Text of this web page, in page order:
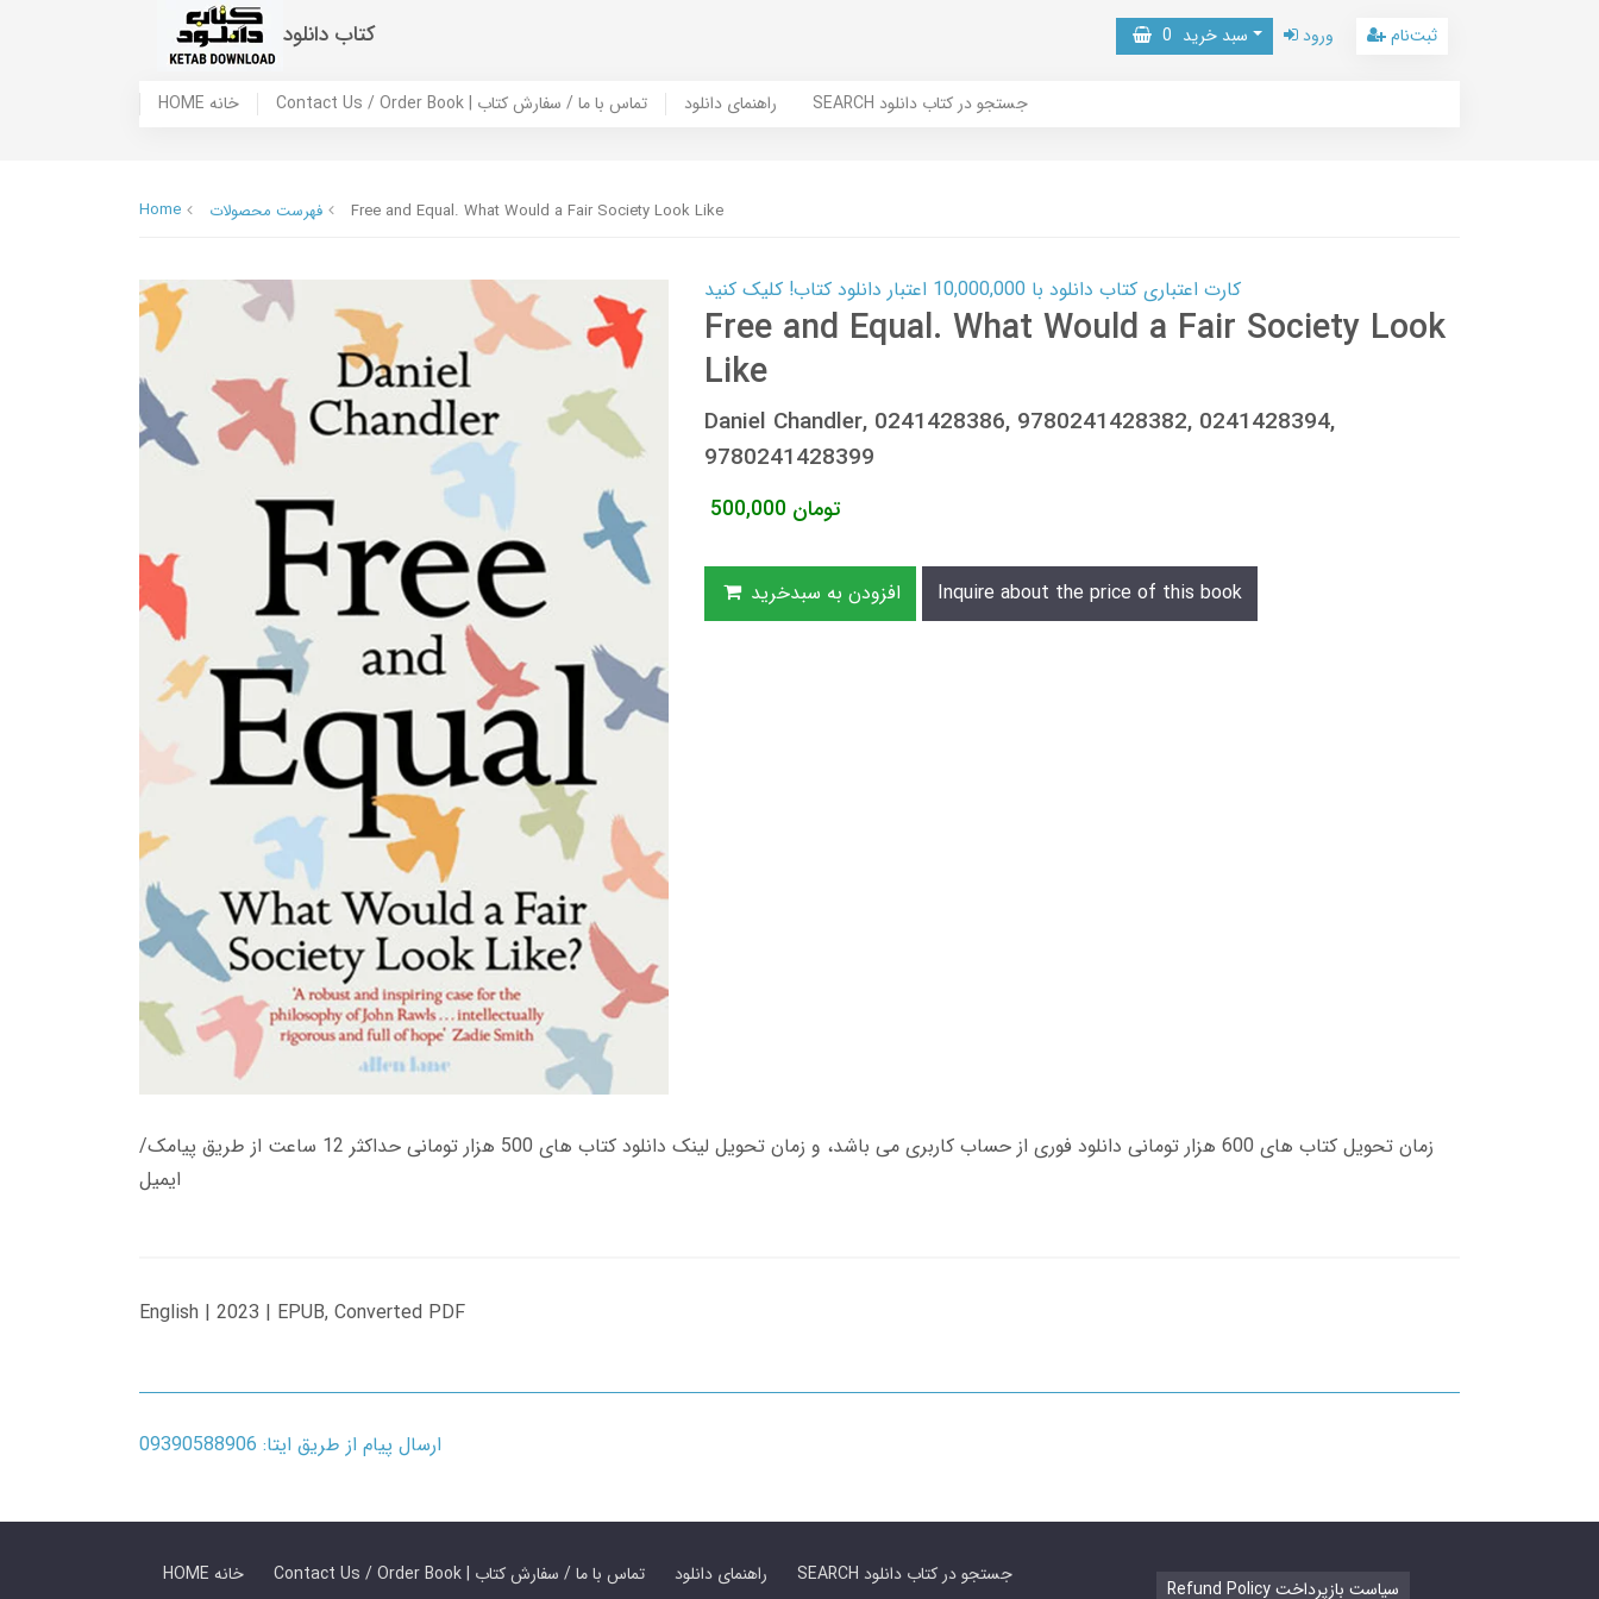
کتاب دانلود سبد خرید 0 ورود ثبت‌نام
HOME خانه Contact Us / Order Book | تماس با ما / سفارش کتاب راهنمای دانلود SEARCH جستجو در کتاب دانلود
Home فهرست محصولات Free and Equal. What Would a Fair Society Look Like
کارت اعتباری کتاب دانلود با 10,000,000 اعتبار دانلود کتاب! کلیک کنید
Free and Equal. What Would a Fair Society Look
Like
Daniel Chandler, 0241428386, 9780241428382, 0241428394,
9780241428399
500,000 تومان
افزودن به سبدخرید Inquire about the price of this book
زمان تحویل کتاب های 600 هزار تومانی دانلود فوری از حساب کاربری می باشد، و زمان تحویل لینک دانلود کتاب های 500 هزار تومانی حداکثر 12 ساعت از طریق پیامک/
ایمیل
English | 2023 | EPUB, Converted PDF
ارسال پیام از طریق ایتا: 09390588906
HOME خانه Contact Us / Order Book | تماس با ما / سفارش کتاب راهنمای دانلود SEARCH جستجو در کتاب دانلود
Refund Policy سیاست بازپرداخت